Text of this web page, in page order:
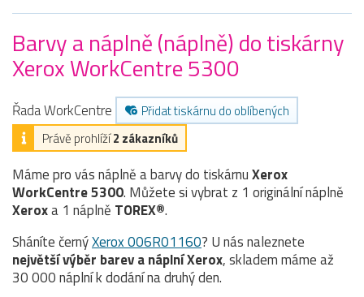
Barvy a náplně (náplně) do tiskárny
Xerox WorkCentre 5300
Řada WorkCentre
Přidat tiskárnu do oblíbených
Právě prohlíží2 zákazníků
Máme pro vás náplně a barvy do tiskárnuXerox
WorkCentre 5300. Můžete si vybrat z 1 originální náplně
Xeroxa 1 náplně TOREX®.
Sháníte černýXerox 006R01160? U nás naleznete
největší výběr barev a náplní Xerox, skladem máme až
30 000 náplní k dodání na druhý den.